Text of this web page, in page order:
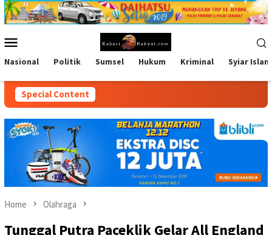
Skip
to
Menu
Nasional Politik Sumsel Hukum Kriminal Syiar Islam
Special Content
Home Olahraga
Tunggal Putra Paceklik Gelar All England